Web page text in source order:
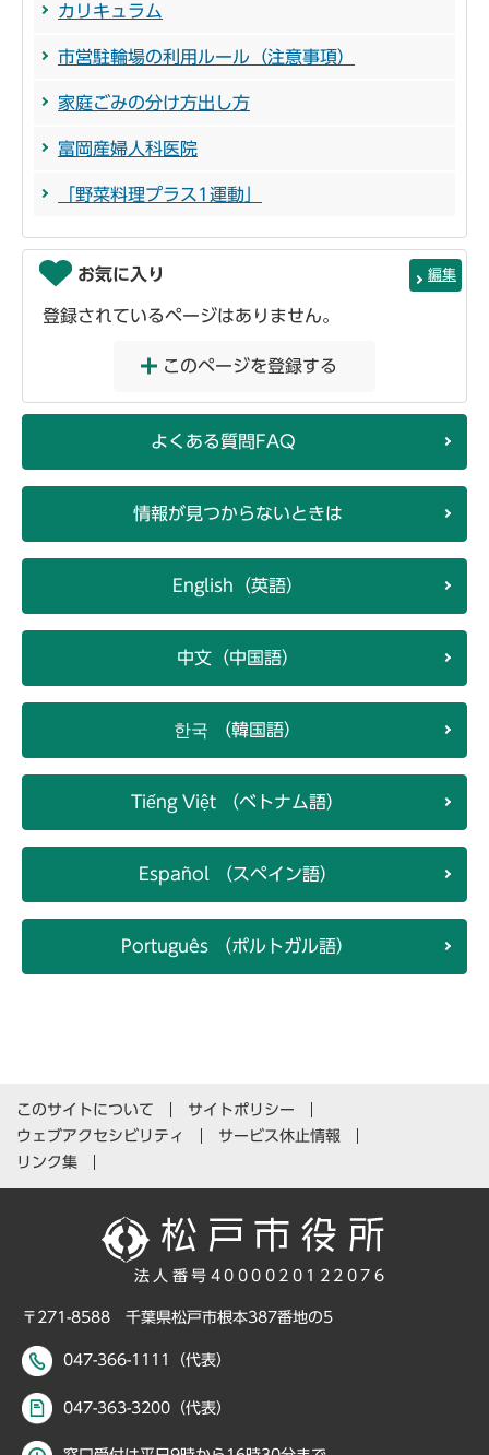
カリキュラム
市営駐輪場の利用ルール（注意事項）
家庭ごみの分け方出し方
富岡産婦人科医院
「野菜料理プラス1運動」
お気に入り 編集
登録されているページはありません。
このページを登録する
よくある質問FAQ
情報が見つからないときは
English（英語）
中文（中国語）
한국 （韓国語）
Tiếng Việt （ベトナム語）
Español （スペイン語）
Português （ポルトガル語）
このサイトについて
サイトポリシー
ウェブアクセシビリティ
サービス休止情報
リンク集
法人番号4000020122076
〒271-8588 千葉県松戸市根本387番地の5
047-366-1111（代表）
047-363-3200（代表）